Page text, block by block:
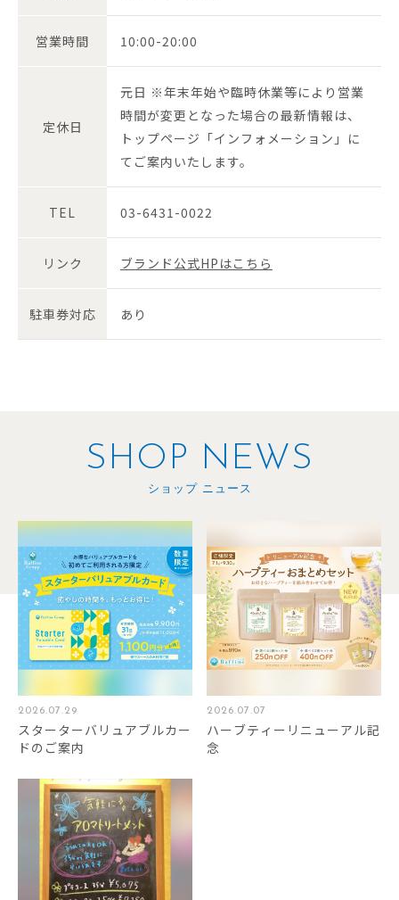
営業時間 10:00-20:00
定休日
元日 ※年末年始や臨時休業等により営業
時間が変更となった場合の最新情報は、
トップページ「インフォメーション」に
てご案内いたします。
TEL 03-6431-0022
リンク ブランド公式HPはこちら
駐車券対応 あり
SHOP NEWS
ショップ ニュース
2026.07.29
スターターバリュアブルカー
ドのご案内
2026.07.07
ハーブティーリニューアル記
念